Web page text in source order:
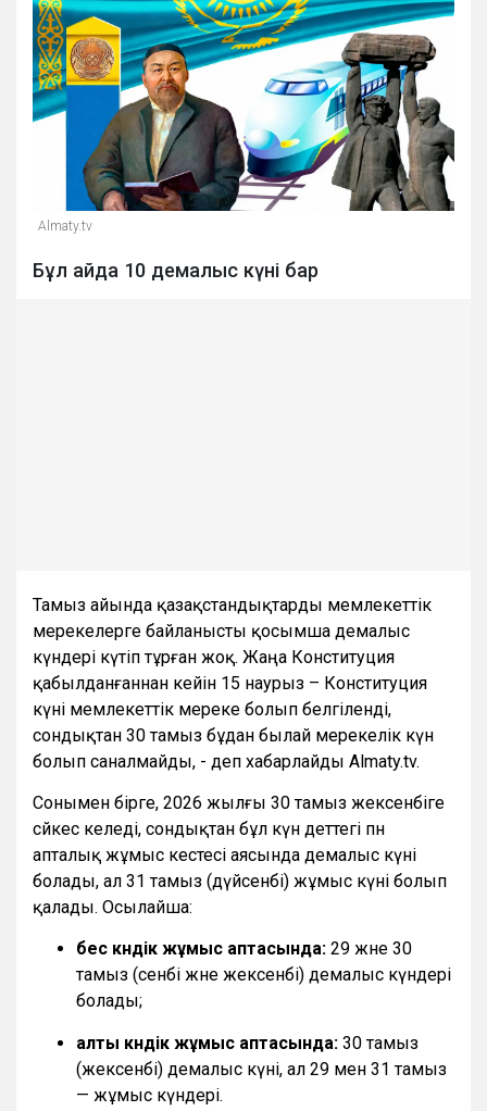
Almaty.tv
Бұл айда 10 демалыс күні бар
Тамыз айында қазақстандықтарды мемлекеттік
мерекелерге байланысты қосымша демалыс
күндері күтіп тұрған жоқ. Жаңа Конституция
қабылданғаннан кейін 15 наурыз – Конституция
күні мемлекеттік мереке болып белгіленді,
сондықтан 30 тамыз бұдан былай мерекелік күн
болып саналмайды, - деп хабарлайды Almaty.tv.
Сонымен бірге, 2026 жылғы 30 тамыз жексенбіге
сәйкес келеді, сондықтан бұл күн әдеттегі пән
апталық жұмыс кестесі аясында демалыс күні
болады, ал 31 тамыз (дүйсенбі) жұмыс күні болып
қалады. Осылайша:
бес күндік жұмыс аптасында: 29 және 30
тамыз (сенбі және жексенбі) демалыс күндері
болады;
алты күндік жұмыс аптасында: 30 тамыз
(жексенбі) демалыс күні, ал 29 мен 31 тамыз
— жұмыс күндері.